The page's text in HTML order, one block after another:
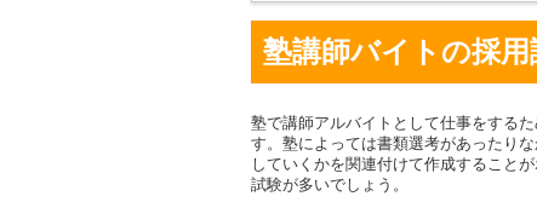
塾講師バイトの採
塾で講師アルバイトとして仕事をする
す。塾によっては書類選考があったり
していくかを関連付けて作成すること
試験が多いでしょう。